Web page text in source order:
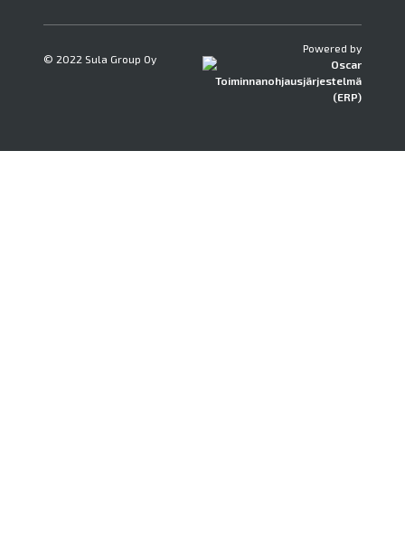
© 2022 Sula Group Oy
Powered by